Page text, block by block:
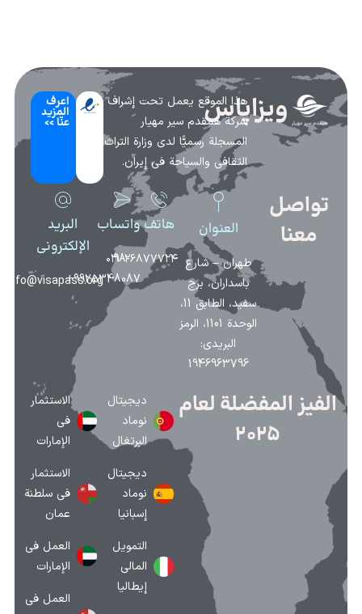
ویزاپاس
هذا الموقع يعمل تحت إشراف
شركة همقدم سير مهیار
المسجلة رسميًّا لدى وزارة التراث
الثقافي والسياحة في إيران.
اعرف
المزيد
عنّا >>
تواصل
معنا
العنوان
طهران – شارع
باسداران، برج
سفيد، الطابق 11،
الوحدة 1101، الرمز
البريدي:
1946963796
هاتف
۰۲۱-۲۶۸۷۷۷۲۴
واتساب
98-
9925348087+
البريد
الإلكتروني
info@visapass.org
الفيز المفضلة لعام
2025
ديجيتال
نوماد
البرتغال
ديجيتال
نوماد
إسبانيا
التمويل
المالي
إيطاليا
الاستثمار
في
الإمارات
الاستثمار
في سلطنة
عمان
العمل في
الإمارات
العمل في